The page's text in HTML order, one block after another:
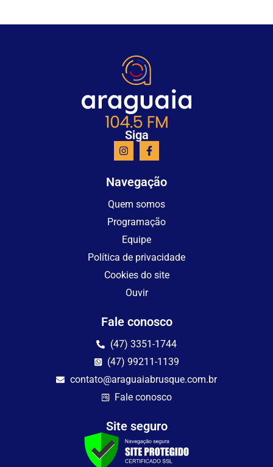
Siga
Navegação
Quem somos
Programação
Equipe
Política de privacidade
Cookies do site
Ouvir
Fale conosco
(47) 3351-1744
(47) 99211-1139
contato@araguaiabrusque.com.br
Fale conosco
Site seguro